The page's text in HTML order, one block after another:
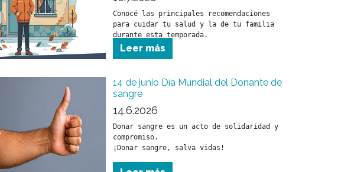
Conocé las principales recomendaciones
para cuidar tu salud y la de tu familia
Leer más
14 de junio Día Mundial del Donante de
sangre
14.6.2026
Donar sangre es un acto de solidaridad y
compromiso.
¡Donar sangre, salva vidas!